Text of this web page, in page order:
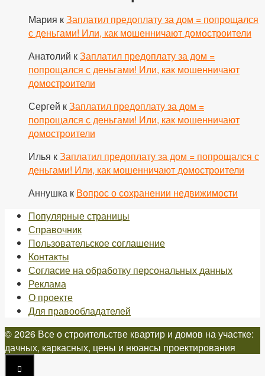
Мария кЗаплатил предоплату за дом = попрощался
с деньгами! Или, как мошенничают домостроители
Анатолий кЗаплатил предоплату за дом =
попрощался с деньгами! Или, как мошенничают
домостроители
Сергей кЗаплатил предоплату за дом =
попрощался с деньгами! Или, как мошенничают
домостроители
Илья кЗаплатил предоплату за дом = попрощался с
деньгами! Или, как мошенничают домостроители
Аннушка к Вопрос о сохранении недвижимости
Популярные страницы
Справочник
Пользовательское соглашение
Контакты
Согласие на обработку персональных данных
Реклама
О проекте
Для правообладателей
© 2026 Все о строительстве квартир и домов на участке:
дачных, каркасных, цены и нюансы проектирования